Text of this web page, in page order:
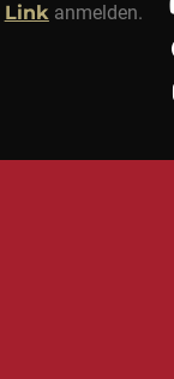
Linkanmelden.